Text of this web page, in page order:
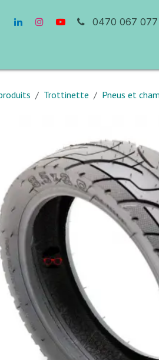
0470 067 077
Trottinette Pneus et